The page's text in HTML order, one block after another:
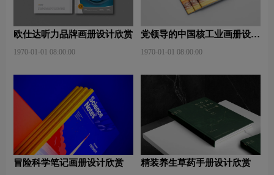
欧仕达听力品牌画册设计欣赏
1970-01-01 08:00:00
党领导的中国核工业画册设计
1970-01-01 08:00:00
冒险科学笔记画册设计欣赏 精装养生草药手册设计欣赏